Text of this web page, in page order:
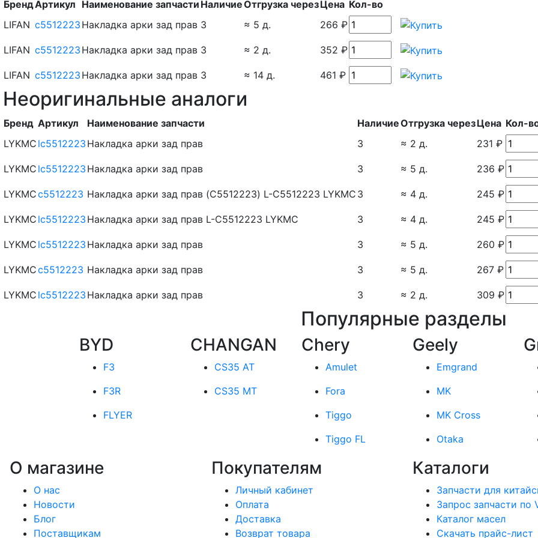
БрендАртикул Наименование запчасти НаличиеОтгрузка черезЦена Кол-во
LIFAN c5512223 Накладка арки зад прав 3 ≈ 5 д. 266 ₽
LIFAN c5512223 Накладка арки зад прав 3 ≈ 2 д. 352 ₽
LIFAN c5512223 Накладка арки зад прав 3 ≈ 14 д. 461 ₽
Неоригинальные аналоги
Бренд Артикул Наименование запчасти НаличиеОтгрузка черезЦена Кол-
LYKMC lc5512223 Накладка арки зад прав 3 ≈ 2 д. 231 ₽
LYKMC lc5512223 Накладка арки зад прав 3 ≈ 5 д. 236 ₽
LYKMCc5512223 Накладка арки зад прав (C5512223) L-C5512223 LYKMC 3 ≈ 4 д. 245 ₽
LYKMC lc5512223 Накладка арки зад прав L-C5512223 LYKMC 3 ≈ 4 д. 245 ₽
LYKMC lc5512223 Накладка арки зад прав 3 ≈ 5 д. 260 ₽
LYKMCc5512223 Накладка арки зад прав 3 ≈ 5 д. 267 ₽
LYKMC lc5512223 Накладка арки зад прав 3 ≈ 2 д. 309 ₽
Популярные разделы
BYD
F3
F3R
FLYER
CHANGAN
CS35 AT
CS35 MT
Chery
Amulet
Fora
Tiggo
Tiggo FL
Geely
Emgrand
MK
MK Cross
Otaka
О магазине
О нас
Новости
Блог
Поставщикам
Покупателям
Личный кабинет
Оплата
Доставка
Возврат товара
Каталоги
Запчасти для
Запрос запчасти по
Каталог масел
Скачать прайс-лист